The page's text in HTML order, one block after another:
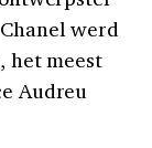
werd
het meest
Audreu